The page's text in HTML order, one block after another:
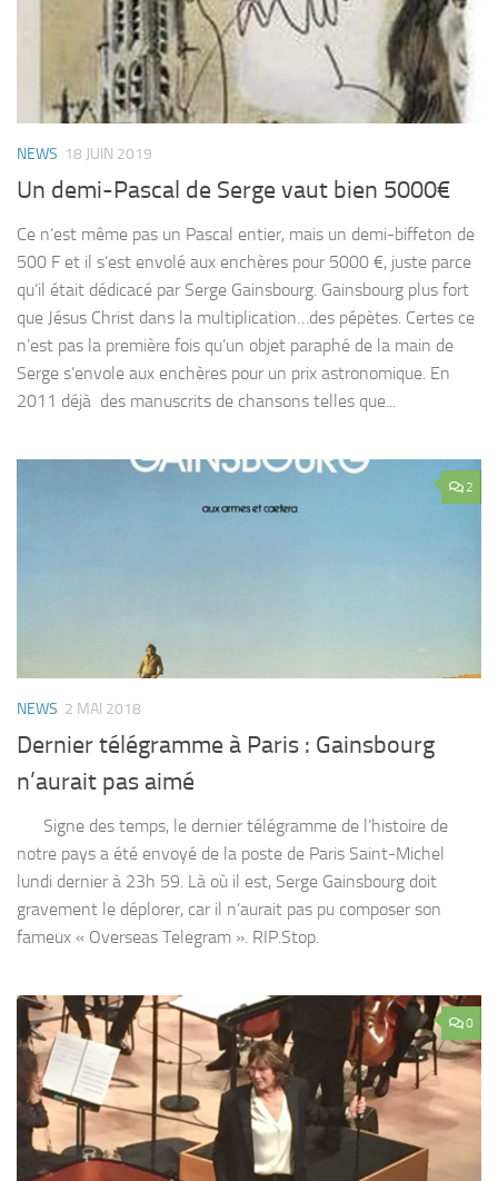
NEWS 18 JUIN 2019
Un demi-Pascal de Serge vaut bien 5000€
Ce n’est même pas un Pascal entier, mais un demi-biffeton de
500 F et il s’est envolé aux enchères pour 5000 €, juste parce
qu’il était dédicacé par Serge Gainsbourg. Gainsbourg plus fort
que Jésus Christ dans la multiplication…des pépètes. Certes ce
n’est pas la première fois qu’un objet paraphé de la main de
Serge s’envole aux enchères pour un prix astronomique. En
2011 déjà des manuscrits de chansons telles que...
2
NEWS 2 MAI 2018
Dernier télégramme à Paris : Gainsbourg
n’aurait pas aimé
Signe des temps, le dernier télégramme de l’histoire de
notre pays a été envoyé de la poste de Paris Saint-Michel
lundi dernier à 23h 59. Là où il est, Serge Gainsbourg doit
gravement le déplorer, car il n’aurait pas pu composer son
fameux « Overseas Telegram ». RIP.Stop.
0